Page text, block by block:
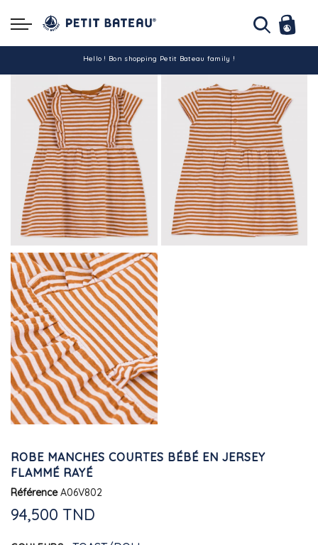
Hello ! Bon shopping Petit Bateau family !
La livraison est assurée partout en Tunisie !
-10% pour tout paiement par carte bancaire (hors promo)
ROBE MANCHES COURTES BÉBÉ EN JERSEY
FLAMMÉ RAYÉ
Référence A06V802
94,500 TND